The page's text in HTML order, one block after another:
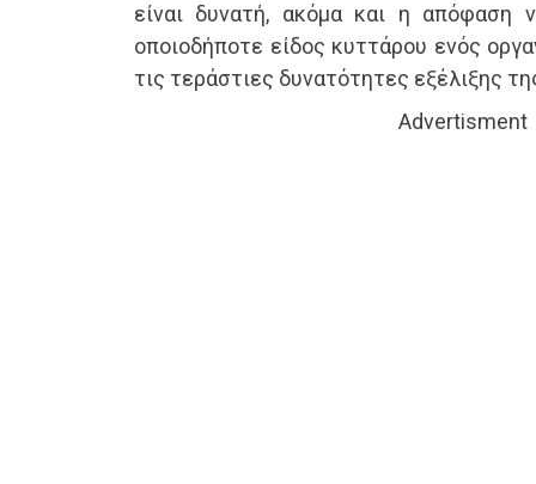
είναι δυνατή, ακόμα και η απόφαση
οποιοδήποτε είδος κυττάρου ενός
τις τεράστιες δυνατότητες εξέλιξης
Advertisment